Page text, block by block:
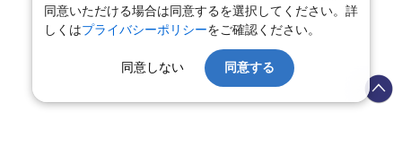
同意いただける場合は同意するを選択してください。詳
しくはプライバシーポリシーをご確認ください。
同意しない 同意する